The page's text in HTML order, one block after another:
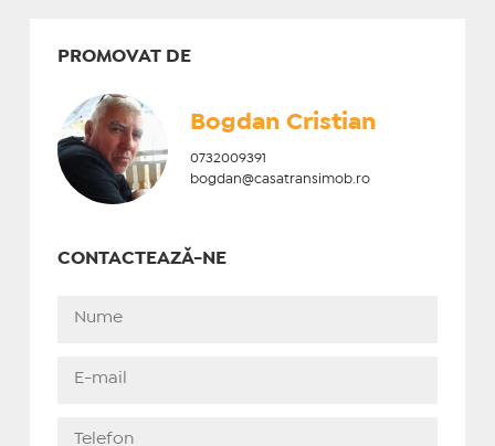
PROMOVAT DE
Bogdan Cristian
0732009391
bogdan@casatransimob.ro
CONTACTEAZĂ-NE